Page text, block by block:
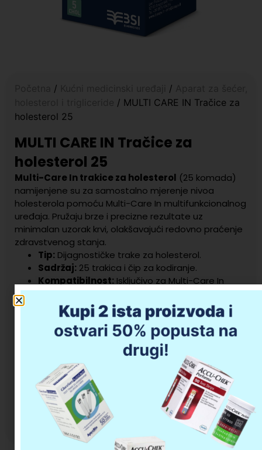
/ /
/ MULTI CARE IN Tračice za
holesterol 25
MULTI CARE IN Tračice za
holesterol 25
Multi-Care In trakice za holesterol (25 komada)
namijenjene su za samostalno mjerenje nivoa
holesterola pomoću Multi-Care In multifunkcionalnog
uređaja. Pružaju brze i precizne rezultate uz
minimalan uzorak krvi, olakšavajući redovno praćenje
zdravstvenog stanja.
Tip: Dijagnostičke trake za holesterol.
Sadržaj: 25 trakica i čip za kodiranje.
Kompatibilnost: Isključivo za Multi-Care In
uređaje.
Prednost:Jednostavna primjena i
laboratorijska pouzdanost u kućnim uslovima.
50,00KM
Dodaj u korpu
Opis proizvoda
Da li imate pitanja u vezi kupovine?